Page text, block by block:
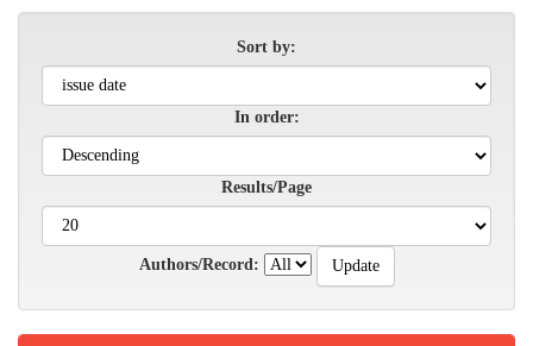
Sort by:
In order:
Results/Page
Authors/Record: